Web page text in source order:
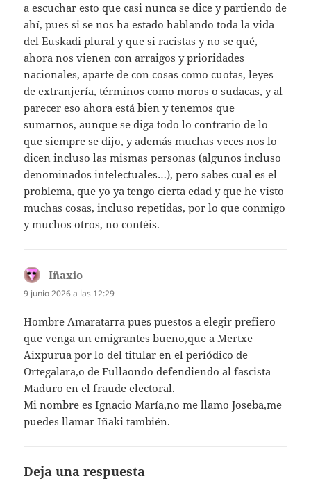
a escuchar esto que casi nunca se dice y partiendo de
ahí, pues si se nos ha estado hablando toda la vida
del Euskadi plural y que si racistas y no se qué,
ahora nos vienen con arraigos y prioridades
nacionales, aparte de con cosas como cuotas, leyes
de extranjería, términos como moros o sudacas, y al
parecer eso ahora está bien y tenemos que
sumarnos, aunque se diga todo lo contrario de lo
que siempre se dijo, y además muchas veces nos lo
dicen incluso las mismas personas (algunos incluso
denominados intelectuales…), pero sabes cual es el
problema, que yo ya tengo cierta edad y que he visto
muchas cosas, incluso repetidas, por lo que conmigo
y muchos otros, no contéis.
Iñaxio
9 junio 2026 a las 12:29
Hombre Amaratarra pues puestos a elegir prefiero
que venga un emigrantes bueno,que a Mertxe
Aixpurua por lo del titular en el periódico de
Ortegalara,o de Fullaondo defendiendo al fascista
Maduro en el fraude electoral.
Mi nombre es Ignacio María,no me llamo Joseba,me
puedes llamar Iñaki también.
Deja una respuesta